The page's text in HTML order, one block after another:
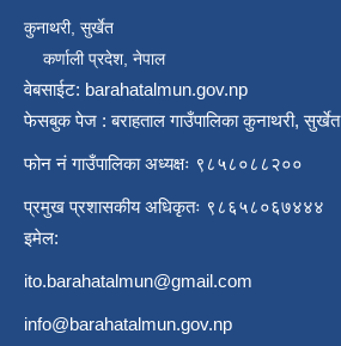
कुनाथरी, सुर्खेत
कर्णाली प्रदेश, नेपाल
वेबसाईट: barahatalmun.gov.np
फेसबुक पेज : बराहताल गाउँपालिका कुनाथरी, सुर्खेत
फोन नं गाउँपालिका अध्यक्षः ९८५८०८८२००
प्रमुख प्रशासकीय अधिकृतः ९८६५८०६७४४४
इमेल:
ito.barahatalmun@gmail.com
info@barahatalmun.gov.np